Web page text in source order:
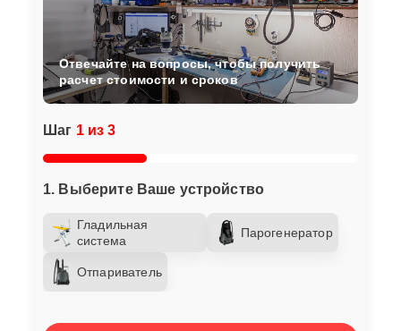
Шаг 1 из 3
1. Выберите Ваше устройство
Гладильная
система
Парогенератор
Отпариватель
Отвечайте на вопросы, чтобы получить
расчет стоимости и сроков